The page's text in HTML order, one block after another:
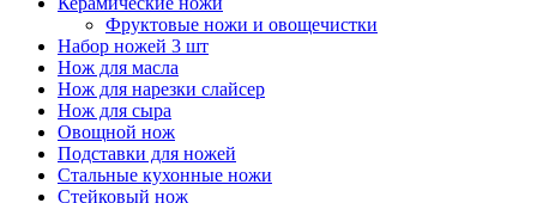
Фруктовые ножи и овощечистки
Набор ножей 3 шт
Нож для масла
Нож для нарезки слайсер
Нож для сыра
Овощной нож
Подставки для ножей
Стальные кухонные ножи
Стейковый нож